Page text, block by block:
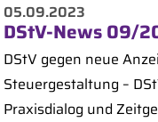
05.09.2023
DStV-News 09/
DStV gegen neue
Steuergestaltung –
Praxisdialog und